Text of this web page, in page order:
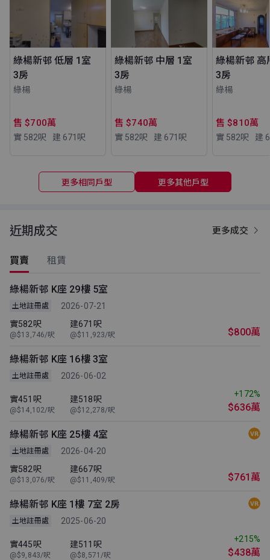
綠楊新邨 低層 1室
3房
綠楊
售 $700萬
實 582呎 建 671 呎
綠楊新邨 中層 1室
3房
綠楊
售 $740萬
實 582呎 建 671 呎
綠楊新邨 高
3房
綠楊
售 $810萬
實 582呎 建
更多相同戶型 更多其他戶型
近期成交 更多成交
買賣 租賃
綠楊新邨 K座 29樓 5室
土地註冊處
2026-07-21
實582呎
@$13,746/呎
建671呎
@$11,923/呎 $800萬
綠楊新邨 K座 16樓 3室
土地註冊處 2026-06-02
實451呎
@$14,102/呎
建518呎
@$12,278/呎
+172%
$636萬
綠楊新邨 K座 25樓 4室
土地註冊處
2026-04-20
實582呎
@$13,076/呎
建667呎
@$11,409/呎 $761萬
綠楊新邨 K座 1樓 7室 2房
土地註冊處 2025-06-20
實445呎
@$9,843/呎
建511呎
@$8,571/呎
+215%
$438萬